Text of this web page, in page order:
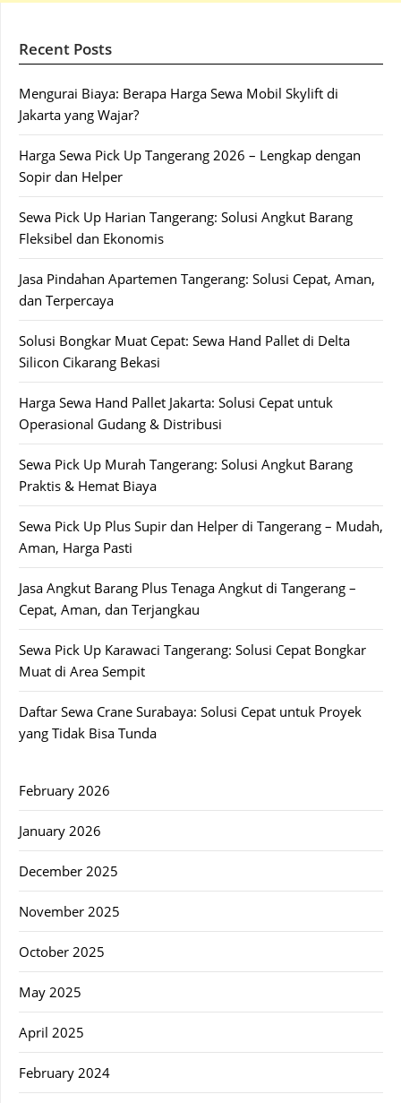
Recent Posts
Mengurai Biaya: Berapa Harga Sewa Mobil Skylift di
Jakarta yang Wajar?
Harga Sewa Pick Up Tangerang 2026 – Lengkap dengan
Sopir dan Helper
Sewa Pick Up Harian Tangerang: Solusi Angkut Barang
Fleksibel dan Ekonomis
Jasa Pindahan Apartemen Tangerang: Solusi Cepat, Aman,
dan Terpercaya
Solusi Bongkar Muat Cepat: Sewa Hand Pallet di Delta
Silicon Cikarang Bekasi
Harga Sewa Hand Pallet Jakarta: Solusi Cepat untuk
Operasional Gudang & Distribusi
Sewa Pick Up Murah Tangerang: Solusi Angkut Barang
Praktis & Hemat Biaya
Sewa Pick Up Plus Supir dan Helper di Tangerang – Mudah,
Aman, Harga Pasti
Jasa Angkut Barang Plus Tenaga Angkut di Tangerang –
Cepat, Aman, dan Terjangkau
Sewa Pick Up Karawaci Tangerang: Solusi Cepat Bongkar
Muat di Area Sempit
Daftar Sewa Crane Surabaya: Solusi Cepat untuk Proyek
yang Tidak Bisa Tunda
February 2026
January 2026
December 2025
November 2025
October 2025
May 2025
April 2025
February 2024